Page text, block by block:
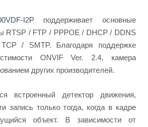
I2Pподдерживает основные
RTSP / FTP / PPPOE / DHCP / DDNS
/ SMTP. Благодаря поддержке
ONVIF Ver. 2.4, камера
других производителей.
встроенный детектор движения,
запись только тогда, когда в кадре
объект. В зависимости от